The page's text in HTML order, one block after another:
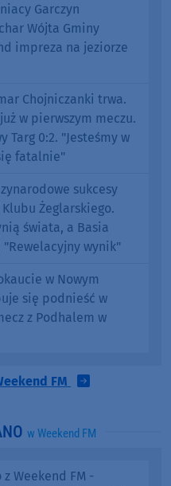
Garczyn
Wójta Gminy
impreza na jeziorze
Chojniczanki trwa.
w pierwszym meczu.
Targ 0:2. "Jesteśmy w
fatalnie"
sukcesy
Żeglarskiego.
świata, a Basia
wynik"
w Nowym
się podnieść w
z Podhalem w
FM
w Weekend FM
z Weekend FM -